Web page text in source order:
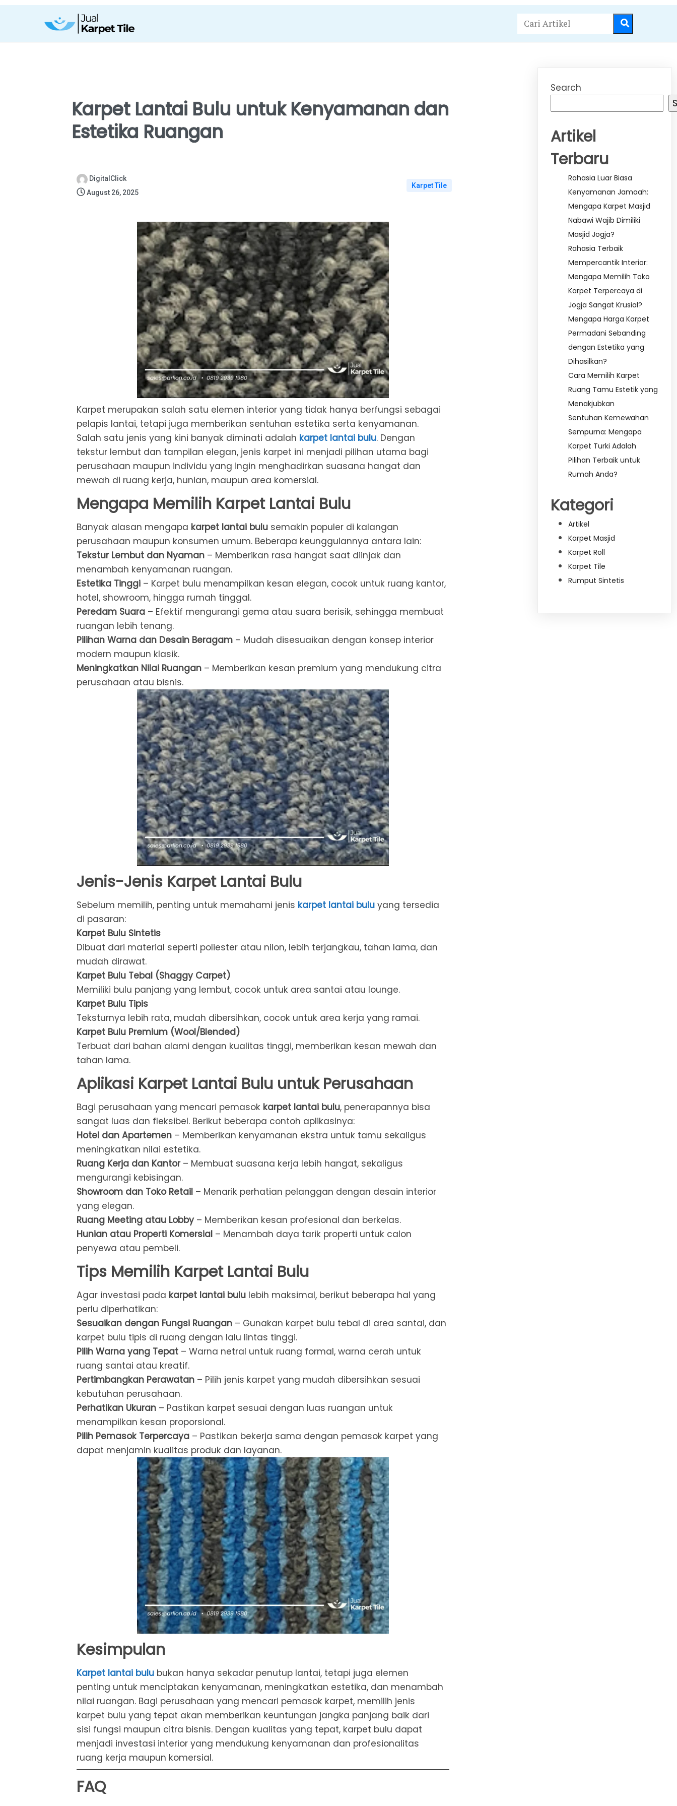
Karpet Lantai Bulu untuk Kenyamanan dan
Estetika Ruangan
DigitalClick
August 26, 2025
Karpet Tile
Karpet merupakan salah satu elemen interior yang tidak hanya berfungsi sebagai
pelapis lantai, tetapi juga memberikan sentuhan estetika serta kenyamanan.
Salah satu jenis yang kini banyak diminati adalah karpet lantai bulu. Dengan
tekstur lembut dan tampilan elegan, jenis karpet ini menjadi pilihan utama bagi
perusahaan maupun individu yang ingin menghadirkan suasana hangat dan
mewah di ruang kerja, hunian, maupun area komersial.
Mengapa Memilih Karpet Lantai Bulu
Banyak alasan mengapa karpet lantai bulusemakin populer di kalangan
perusahaan maupun konsumen umum. Beberapa keunggulannya antara lain:
Tekstur Lembut dan Nyaman– Memberikan rasa hangat saat diinjak dan
menambah kenyamanan ruangan.
Estetika Tinggi– Karpet bulu menampilkan kesan elegan, cocok untuk ruang kantor,
hotel, showroom, hingga rumah tinggal.
Peredam Suara– Efektif mengurangi gema atau suara berisik, sehingga membuat
ruangan lebih tenang.
Pilihan Warna dan Desain Beragam– Mudah disesuaikan dengan konsep interior
modern maupun klasik.
Meningkatkan Nilai Ruangan– Memberikan kesan premium yang mendukung citra
perusahaan atau bisnis.
Jenis-Jenis Karpet Lantai Bulu
Sebelum memilih, penting untuk memahami jenis karpet lantai buluyang tersedia
di pasaran:
Karpet Bulu Sintetis
Dibuat dari material seperti poliester atau nilon, lebih terjangkau, tahan lama, dan
mudah dirawat.
Karpet Bulu Tebal (Shaggy Carpet)
Memiliki bulu panjang yang lembut, cocok untuk area santai atau lounge.
Karpet Bulu Tipis
Teksturnya lebih rata, mudah dibersihkan, cocok untuk area kerja yang ramai.
Karpet Bulu Premium (Wool/Blended)
Terbuat dari bahan alami dengan kualitas tinggi, memberikan kesan mewah dan
tahan lama.
Aplikasi Karpet Lantai Bulu untuk Perusahaan
Bagi perusahaan yang mencari pemasok karpet lantai bulu, penerapannya bisa
sangat luas dan fleksibel. Berikut beberapa contoh aplikasinya:
Hotel dan Apartemen– Memberikan kenyamanan ekstra untuk tamu sekaligus
meningkatkan nilai estetika.
Ruang Kerja dan Kantor– Membuat suasana kerja lebih hangat, sekaligus
mengurangi kebisingan.
Showroom dan Toko Retail– Menarik perhatian pelanggan dengan desain interior
yang elegan.
Ruang Meeting atau Lobby– Memberikan kesan profesional dan berkelas.
Hunian atau Properti Komersial– Menambah daya tarik properti untuk calon
penyewa atau pembeli.
Tips Memilih Karpet Lantai Bulu
Agar investasi pada karpet lantai bululebih maksimal, berikut beberapa hal yang
perlu diperhatikan:
Sesuaikan dengan Fungsi Ruangan– Gunakan karpet bulu tebal di area santai, dan
karpet bulu tipis di ruang dengan lalu lintas tinggi.
Pilih Warna yang Tepat– Warna netral untuk ruang formal, warna cerah untuk
ruang santai atau kreatif.
Pertimbangkan Perawatan– Pilih jenis karpet yang mudah dibersihkan sesuai
kebutuhan perusahaan.
Perhatikan Ukuran– Pastikan karpet sesuai dengan luas ruangan untuk
menampilkan kesan proporsional.
Pilih Pemasok Terpercaya– Pastikan bekerja sama dengan pemasok karpet yang
dapat menjamin kualitas produk dan layanan.
Kesimpulan
Karpet lantai bulubukan hanya sekadar penutup lantai, tetapi juga elemen
penting untuk menciptakan kenyamanan, meningkatkan estetika, dan menambah
nilai ruangan. Bagi perusahaan yang mencari pemasok karpet, memilih jenis
karpet bulu yang tepat akan memberikan keuntungan jangka panjang baik dari
sisi fungsi maupun citra bisnis. Dengan kualitas yang tepat, karpet bulu dapat
menjadi investasi interior yang mendukung kenyamanan dan profesionalitas
ruang kerja maupun komersial.
FAQ
Search
Artikel
Terbaru
Rahasia Luar Biasa
Kenyamanan Jamaah:
Mengapa Karpet Masjid
Nabawi Wajib Dimiliki
Masjid Jogja?
Rahasia Terbaik
Mempercantik Interior:
Mengapa Memilih Toko
Karpet Terpercaya di
Jogja Sangat Krusial?
Mengapa Harga Karpet
Permadani Sebanding
dengan Estetika yang
Dihasilkan?
Cara Memilih Karpet
Ruang Tamu Estetik yang
Menakjubkan
Sentuhan Kemewahan
Sempurna: Mengapa
Karpet Turki Adalah
Pilihan Terbaik untuk
Rumah Anda?
Kategori
Artikel
Karpet Masjid
Karpet Roll
Karpet Tile
Rumput Sintetis